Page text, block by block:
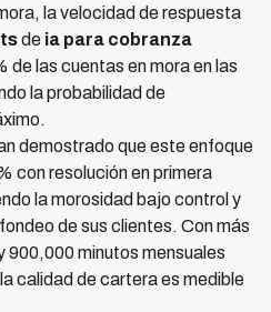
la velocidad de respuesta
de ia para cobranza
las cuentas en mora en las
la probabilidad de
demostrado que este enfoque
con resolución en primera
la morosidad bajo control y
de sus clientes. Con más
900,000 minutos mensuales
calidad de cartera es medible